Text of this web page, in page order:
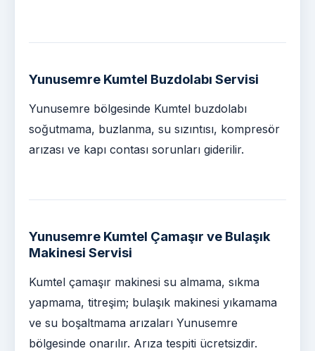
Yunusemre Kumtel Buzdolabı Servisi
Yunusemre bölgesinde Kumtel buzdolabı
soğutmama, buzlanma, su sızıntısı, kompresör
arızası ve kapı contası sorunları giderilir.
Yunusemre Kumtel Çamaşır ve Bulaşık
Makinesi Servisi
Kumtel çamaşır makinesi su almama, sıkma
yapmama, titreşim; bulaşık makinesi yıkamama
ve su boşaltmama arızaları Yunusemre
bölgesinde onarılır. Arıza tespiti ücretsizdir.